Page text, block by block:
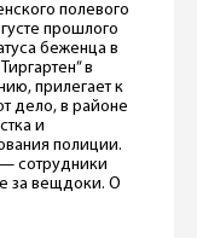
полевого
прошлого
беженца в
в
прилегает к
дело, в районе
и
полиции.
сотрудники
за вещдоки. О